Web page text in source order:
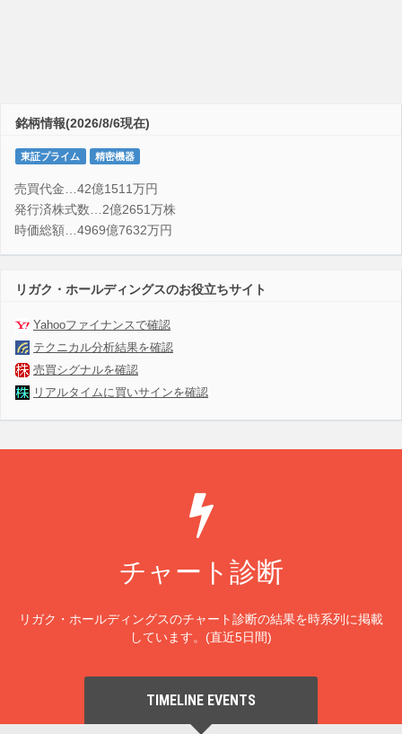
銘柄情報(2026/8/6現在)
東証プライム 精密機器
売買代金…42億1511万円
発行済株式数…2億2651万株
時価総額…4969億7632万円
リガク・ホールディングスのお役立ちサイト
Yahooファイナンスで確認
テクニカル分析結果を確認
売買シグナルを確認
リアルタイムに買いサインを確認
チャート診断
リガク・ホールディングスのチャート診断の結果を時系列に掲載
しています。(直近5日間)
TIMELINE EVENTS